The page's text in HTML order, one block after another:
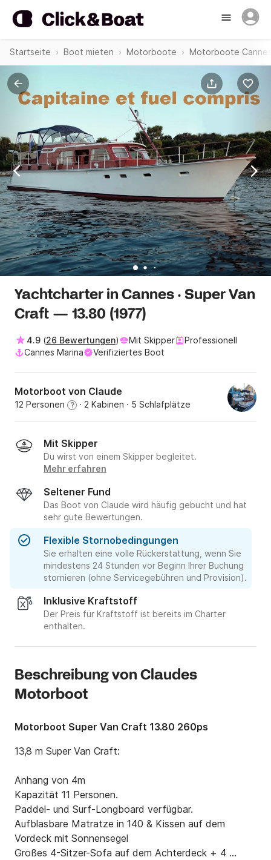
Startseite Boot mieten Motorboote Motorboote
Yachtcharter in Cannes · Super Van
Craft — 13.80 (1977)
4.9 (26 Bewertungen) Mit Skipper
Professionell
Cannes Marina
Verifiziertes Boot
Motorboot von Claude
12 Personen ? · 2 Kabinen · 5 Schlafplätze
Mit Skipper
Du wirst von einem Skipper begleitet.
Mehr erfahren
Seltener Fund
Das Boot von Claude wird häufig gebucht und hat
sehr gute Bewertungen.
Flexible Stornobedingungen
Sie erhalten eine volle Rückerstattung, wenn Sie
mindestens 24 Stunden vor Beginn Ihrer Buchung
stornieren (ohne Servicegebühren und Provision).
Inklusive Kraftstoff
Der Preis für Kraftstoff ist bereits im Charter
enthalten.
Beschreibung von Claudes
Motorboot
Motorboot Super Van Craft 13.80 260ps
13,8 m Super Van Craft:
Anhang von 4m
Kapazität 11 Personen.
Paddel- und Surf-Longboard verfügbar.
Aufblasbare Matratze in 140 & Kissen auf dem
Vordeck mit Sonnensegel
Großes 4-Sitzer-Sofa auf dem Achterdeck + 4